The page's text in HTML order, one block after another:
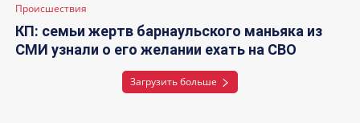
Происшествия
КП: семьи жертв барнаульского маньяка из
СМИ узнали о его желании ехать на СВО
Загрузить больше